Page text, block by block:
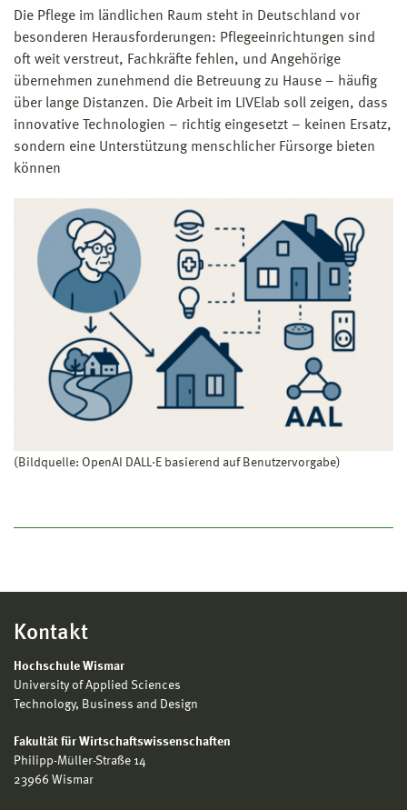
Die Pflege im ländlichen Raum steht in Deutschland vor
besonderen Herausforderungen: Pflegeeinrichtungen sind
oft weit verstreut, Fachkräfte fehlen, und Angehörige
übernehmen zunehmend die Betreuung zu Hause – häufig
über lange Distanzen. Die Arbeit im LIVElab soll zeigen, dass
innovative Technologien – richtig eingesetzt – keinen Ersatz,
sondern eine Unterstützung menschlicher Fürsorge bieten
können
(Bildquelle: OpenAI DALL·E basierend auf Benutzervorgabe)
Kontakt
Hochschule Wismar
University of Applied Sciences
Technology, Business and Design
Fakultät für Wirtschaftswissenschaften
Philipp-Müller-Straße 14
23966 Wismar